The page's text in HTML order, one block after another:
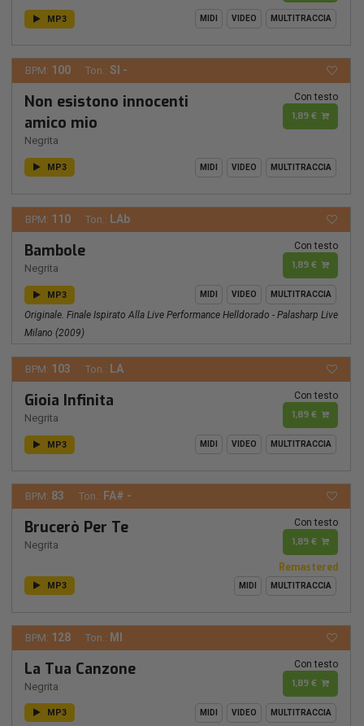
MP3 MIDI VIDEO MULTITRACCIA
BPM: 100 Ton.: SI -
Non esistono innocenti
amico mio
Negrita
Con testo
1,89 €
MP3 MIDI VIDEO MULTITRACCIA
BPM: 110 Ton.: LAb
Bambole
Negrita
Con testo
1,89 €
MP3 MIDI VIDEO MULTITRACCIA
Originale. Finale Ispirato Alla Live Performance Helldorado - Palasharp Live
Milano (2009)
BPM: 103 Ton.: LA
Gioia Infinita
Negrita
Con testo
1,89 €
MP3 MIDI VIDEO MULTITRACCIA
BPM: 83 Ton.: FA# -
Brucerò Per Te
Negrita
Con testo
1,89 €
Remastered
MP3 MIDI MULTITRACCIA
BPM: 128 Ton.: MI
La Tua Canzone
Negrita
Con testo
1,89 €
MP3 MIDI VIDEO MULTITRACCIA